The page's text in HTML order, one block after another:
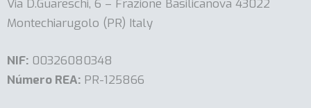
Via D.Guareschi, 6 – Frazione Basilicanova 43022
Montechiarugolo (PR) Italy
NIF: 00326080348
Número REA: PR-125866